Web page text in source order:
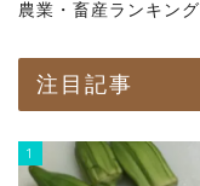
農業・畜産ランキング
注目記事
1